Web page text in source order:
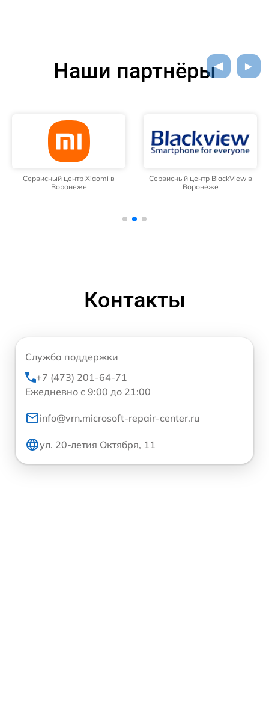
Наши партнёры
Сервисный центр Xiaomi в
Воронеже
Сервисный центр BlackView в
Воронеже
Контакты
Служба поддержки
+7 (473) 201-64-71
Ежедневно с 9:00 до 21:00
info@vrn.microsoft-repair-center.ru
ул. 20-летия Октября, 11